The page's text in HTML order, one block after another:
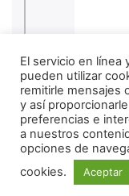
El servicio en línea
pueden utilizar
remitirle mensajes
y así
preferencias e
a nuestros
opciones de
cookies.
Aceptar